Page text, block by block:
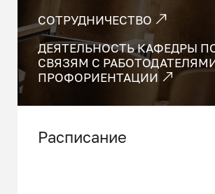
СОТРУДНИЧЕСТВО
ДЕЯТЕЛЬНОСТЬ КАФЕДРЫ
СВЯЗЯМ С
ПРОФОРИЕНТАЦИИ
Расписание